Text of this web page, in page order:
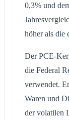
0,3% und
höher als die
Der PCE-
die Federal
verwendet.
Waren und
der volatilen